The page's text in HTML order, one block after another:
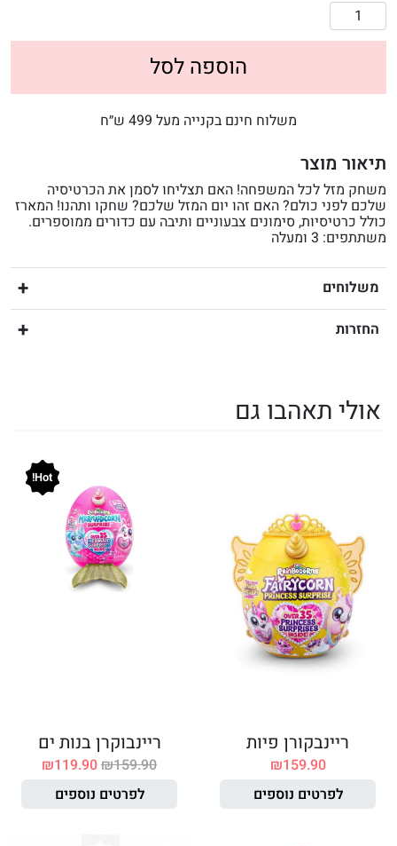
הוספה לסל
משלוח חינם בקנייה מעל 499 ש״ח
תיאור מוצר
משחק מזל לכל המשפחה! האם תצליחו לסמן את הכרטיסיה
שלכם לפני כולם? האם זהו יום המזל שלכם? שחקו ותהנו! המארז
כולל כרטיסיות, סימונים צבעוניים ותיבה עם כדורים ממוספרים.
משתתפים: 3 ומעלה
משלוחים
החזרות
אולי תאהבו גם
ריינבקורן פיות
₪159.90
לפרטים נוספים
Hot!
ריינבוקרן בנות ים
₪159.90
₪119.90
לפרטים נוספים